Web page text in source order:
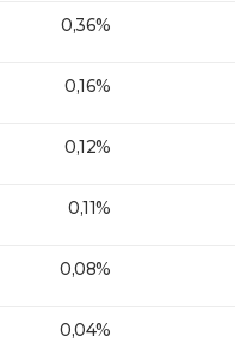
0,36%
0,16%
0,12%
0,11%
0,08%
0,04%